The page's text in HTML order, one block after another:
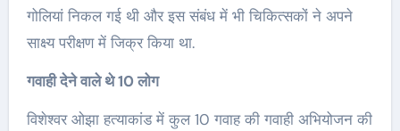
गोलियां निकल गई थी और इस संबंध में भी चिकित्सकों ने अपने
साक्ष्य परीक्षण में जिक्र किया था.
गवाही देने वाले थे 10 लोग
विशेश्वर ओझा हत्याकांड में कुल 10 गवाह की गवाही अभियोजन की